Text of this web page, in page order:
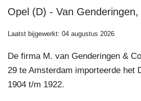
Opel (D) - Van
Laatst bijgewerkt: 04 augustus 2026
De firma M. van Genderingen &
29 te Amsterdam importeerde het
1904 t/m 1922.